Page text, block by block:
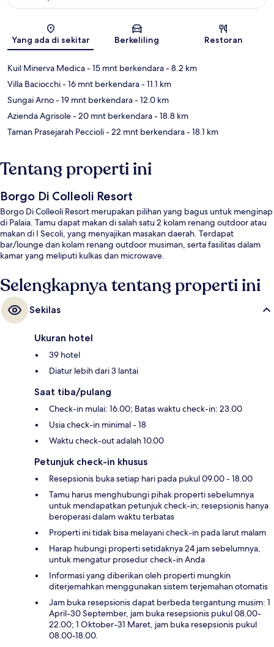
Peta
Yang ada di sekitar Berkeliling Restoran
Kuil Minerva Medica- 15 mnt berkendara- 8.2 km
Villa Baciocchi- 16 mnt berkendara- 11.1 km
Sungai Arno- 19 mnt berkendara- 12.0 km
Azienda Agrisole- 20 mnt berkendara- 18.8 km
Taman Prasejarah Peccioli- 22 mnt berkendara- 18.1 km
Tentang properti ini
Borgo Di Colleoli Resort
Borgo Di Colleoli Resort merupakan pilihan yang bagus untuk menginap
di Palaia. Tamu dapat makan di salah satu 2 kolam renang outdoor atau
makan di I Secoli, yang menyajikan masakan daerah. Terdapat
bar/lounge dan kolam renang outdoor musiman, serta fasilitas dalam
kamar yang meliputi kulkas dan microwave.
Selengkapnya tentang properti ini
Sekilas
Ukuran hotel
39 hotel
Diatur lebih dari 3 lantai
Saat tiba/pulang
Check-in mulai: 16.00; Batas waktu check-in: 23.00
Usia check-in minimal - 18
Waktu check-out adalah 10.00
Petunjuk check-in khusus
Resepsionis buka setiap hari pada pukul 09.00 - 18.00
Tamu harus menghubungi pihak properti sebelumnya
untuk mendapatkan petunjuk check-in; resepsionis hanya
beroperasi dalam waktu terbatas
Properti ini tidak bisa melayani check-in pada larut malam
Harap hubungi properti setidaknya 24 jam sebelumnya,
untuk mengatur prosedur check-in Anda
Informasi yang diberikan oleh properti mungkin
diterjemahkan menggunakan sistem terjemahan otomatis
Jam buka resepsionis dapat berbeda tergantung musim: 1
April-30 September, jam buka resepsionis pukul 08.00-
22.00; 1 Oktober-31 Maret, jam buka resepsionis pukul
08.00-18.00.